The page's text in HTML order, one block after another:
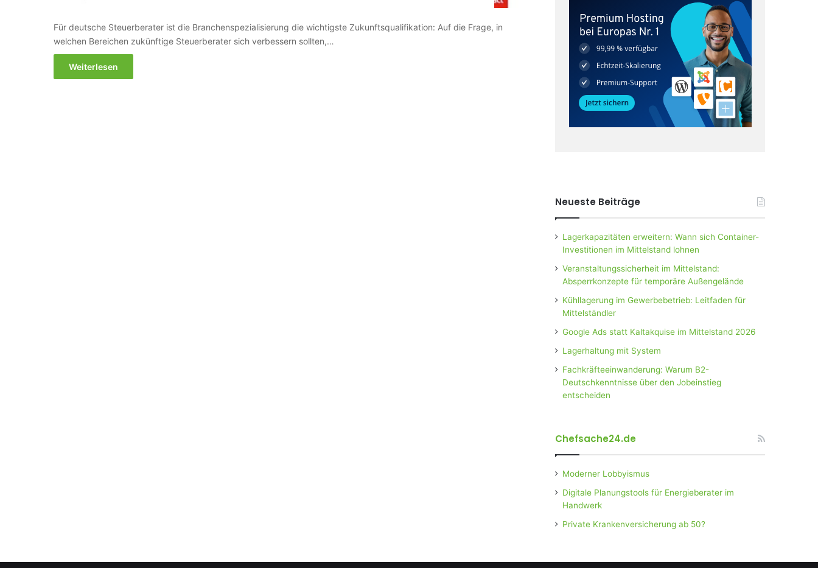
Für deutsche Steuerberater ist die Branchenspezialisierung die wichtigste Zukunftsqualifikation: Auf die Frage, in
welchen Bereichen zukünftige Steuerberater sich verbessern sollten,…
Weiterlesen
Neueste Beiträge
Lagerkapazitäten erweitern: Wann sich Container-
Investitionen im Mittelstand lohnen
Veranstaltungssicherheit im Mittelstand:
Absperrkonzepte für temporäre Außengelände
Kühllagerung im Gewerbebetrieb: Leitfaden für
Mittelständler
Google Ads statt Kaltakquise im Mittelstand 2026
Lagerhaltung mit System
Fachkräfteeinwanderung: Warum B2-
Deutschkenntnisse über den Jobeinstieg
entscheiden
Chefsache24.de
Moderner Lobbyismus
Digitale Planungstools für Energieberater im
Handwerk
Private Krankenversicherung ab 50?